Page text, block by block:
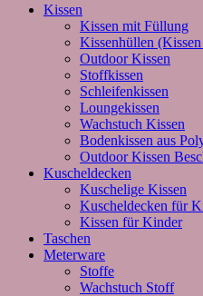
Kissen
Kissen mit Füllung
Kissenhüllen
Outdoor Kissen
Stoffkissen
Schleifenkissen
Loungekissen
Wachstuch Kissen
Bodenkissen aus
Outdoor Kissen
Kuscheldecken
Kuschelige Kissen
Kuscheldecken für
Kissen für Kinder
Taschen
Meterware
Stoffe
Wachstuch Stoff